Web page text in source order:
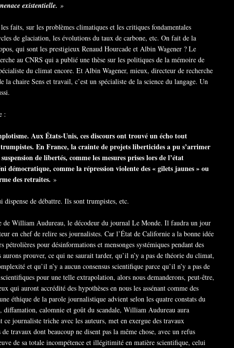
existentielle. »
faits, sur les problèmes climatiques et les critiques fondamentales
de glaciation, les évolutions du taux de carbone, etc. On fait de la
qui sont les prestigieux Renaud Hourcade et Albin Wagener ? Le
au CNRS qui a publié une thèse sur les politiques de la mémoire de
du climat encore. Et Albin Wagener, mieux, directeur de recherche
chaire Sens et travail, c’est un spécialiste de la science du langage. Un
:
Aux États-Unis, ces discours ont trouvé un écho tout
En France, la crainte de projets liberticides a pu s’arrimer
de libertés, comme les mesures prises lors de l’état
démocratique, comme la répression violente des « gilets jaunes » ou
des retraites. »
dispense de débattre. Ils sont trumpistes, etc.
de William Audureau, le décodeur du journal Le Monde. Il faudra un jour
en chef de relire ses journalistes. Car l’État de Californie a la bonne idée
pétrolières pour désinformations et mensonges systémiques pendant des
aurons prouver, ce qui ne saurait tarder, qu’il n’y a pas de théorie du climat,
et qu’il n’y a aucun consensus scientifique parce qu’il n’y a pas de
pour une telle extrapolation, alors nous demanderons, peut-être,
qui auront accrédité des hypothèses en nous les assénant comme des
éthique de la parole journalistique advient selon les quatre constats du
diffamation, calomnie et goût du scandale, William Audureau aura
ce journaliste triche avec les auteurs, met en exergue des travaux
travaux dont beaucoup ne disent pas la même chose, avec un refus
de sa totale incompétence et illégitimité en matière scientifique, celui